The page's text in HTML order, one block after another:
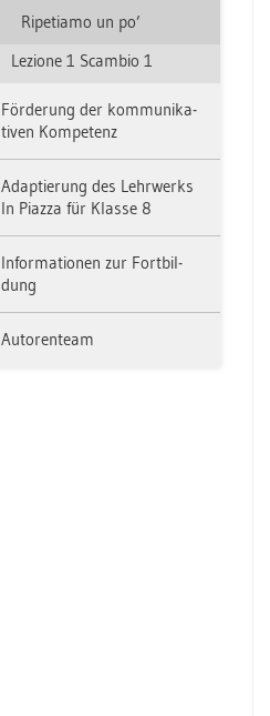
Ri­pe­tiamo un po’
Le­zio­ne 1 Scam­bio 1
För­de­rung der kom­mu­ni­ka­
ti­ven Kom­pe­tenz
Ad­ap­tie­rung des Lehr­werks
In Piaz­za für Klas­se 8
In­for­ma­tio­nen zur Fort­bil­
dung
Au­to­ren­team